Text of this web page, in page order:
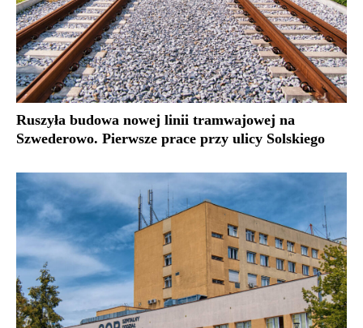
Ruszyła budowa nowej linii tramwajowej na
Szwederowo. Pierwsze prace przy ulicy Solskiego